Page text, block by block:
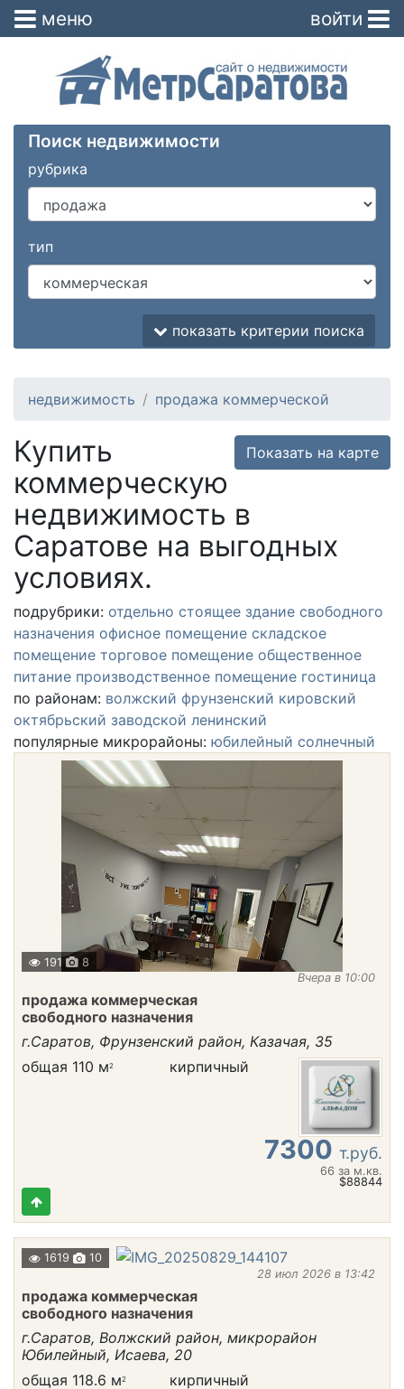
войти
меню
Поиск недвижимости
рубрика
тип
показать критерии поиска
недвижимость продажа коммерческой
Показать на карте
Купить
коммерческую
недвижимость в
Саратове на выгодных
условиях.
подрубрики: отдельно стоящее здание свободного
назначения офисное помещение складское
помещение торговое помещение общественное
питание производственное помещение гостиница
по районам: волжский фрунзенский кировский
октябрьский заводской ленинский
популярные микрорайоны: юбилейный солнечный
191
8
Вчера в 10:00
продажа коммерческая
свободного назначения
г.Саратов, Фрунзенский район, Казачая, 35
общая 110 м2 кирпичный
7300 т.руб.
66 за м.кв.
$88844
1619
10
28 июл 2026 в 13:42
продажа коммерческая
свободного назначения
г.Саратов, Волжский район, микрорайон
Юбилейный, Исаева, 20
общая 118.6 м2 кирпичный